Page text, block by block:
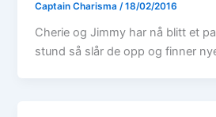
Captain Charisma/18/02/2016
Cherie og Jimmy har nå blitt et
stund så slår de opp og finner